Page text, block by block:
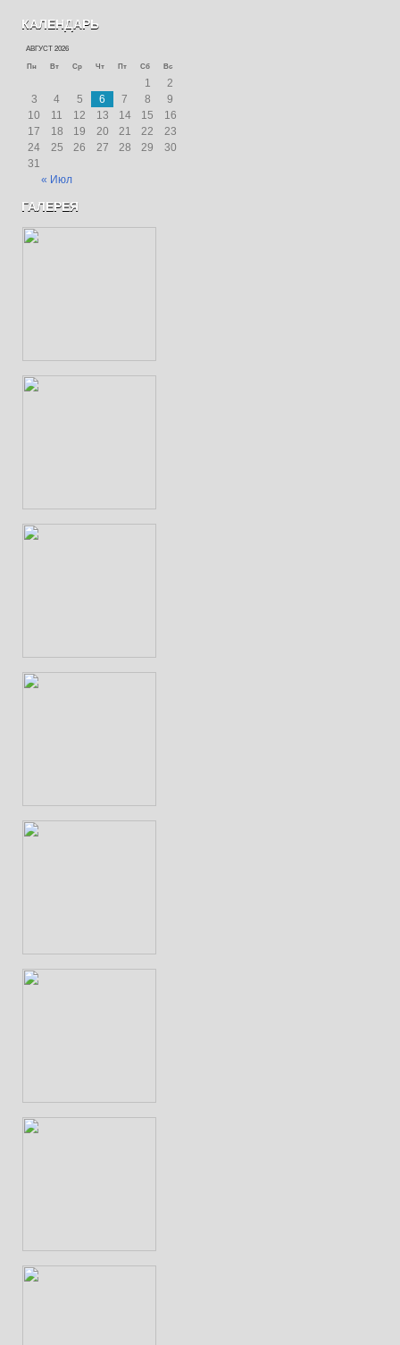
КАЛЕНДАРЬ
АВГУСТ 2026
Пн
Вт Ср Чт Пт Сб Вс
« Июл
1
2
3
4 5 6 7 8
9
10
11 12 13 14 15
16
17
18 19 20 21 22
23
24
25 26 27 28 29
30
31
ГАЛЕРЕЯ